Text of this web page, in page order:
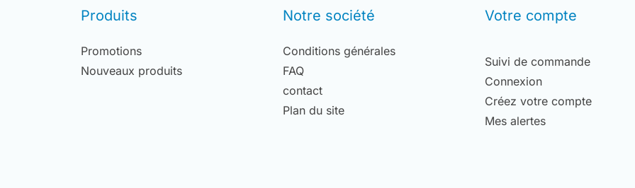
Produits
Promotions
Nouveaux produits
Notre société
Conditions générales
FAQ
contact
Plan du site
Votre compte
Suivi de commande
Connexion
Créez votre compte
Mes alertes